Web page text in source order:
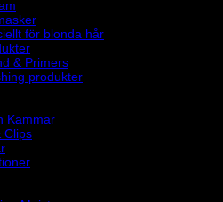
för blonda hår
& Primers
produkter
Kammar
Clips